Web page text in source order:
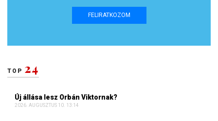
FELIRATKOZOM
TOP 24
Új állása lesz Orbán Viktornak?
2026. AUGUSZTUS 10. 13:14